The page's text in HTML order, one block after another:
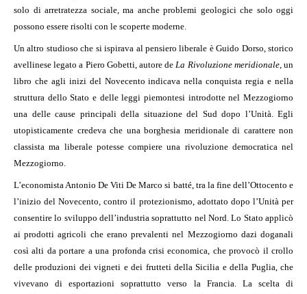
solo di arretratezza sociale, ma anche problemi geologici che solo oggi
possono essere risolti con le scoperte moderne.
Un altro studioso che si ispirava al pensiero liberale è Guido Dorso, storico
avellinese legato a Piero Gobetti, autore deLa Rivoluzione meridionale, un
libro che agli inizi del Novecento indicava nella conquista regia e nella
struttura dello Stato e delle leggi piemontesi introdotte nel Mezzogiorno
una delle cause principali della situazione del Sud dopo l’Unità. Egli
utopisticamente credeva che una borghesia meridionale di carattere non
classista ma liberale potesse compiere una rivoluzione democratica nel
Mezzogiorno.
L’economista Antonio De Viti De Marco si batté, tra la fine dell’Ottocento e
l’inizio del Novecento, contro il protezionismo, adottato dopo l’Unità per
consentire lo sviluppo dell’industria soprattutto nel Nord. Lo Stato applicò
ai prodotti agricoli che erano prevalenti nel Mezzogiorno dazi doganali
così alti da portare a una profonda crisi economica, che provocò il crollo
delle produzioni dei vigneti e dei frutteti della Sicilia e della Puglia, che
vivevano di esportazioni soprattutto verso la Francia. La scelta di